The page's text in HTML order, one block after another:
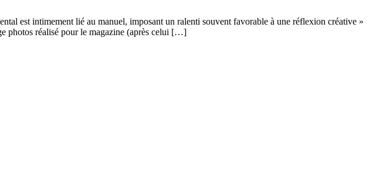
est intimement lié au manuel, imposant un ralenti souvent favorable à une réflexion créative »
photos réalisé pour le magazine (après celui […]